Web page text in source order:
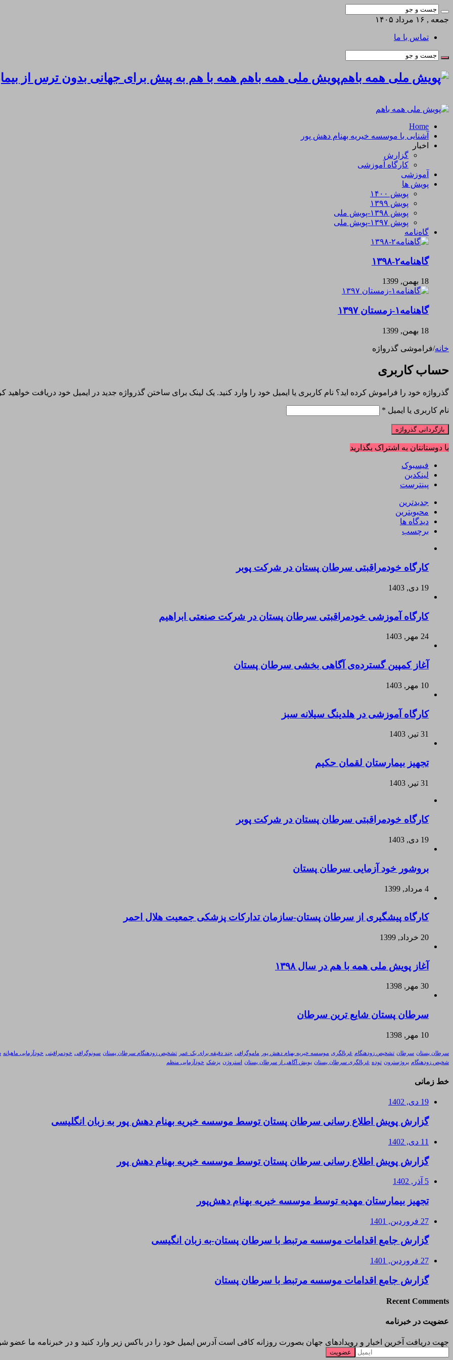
جمعه , ۱۶ مرداد ۱۴۰۵
تماس با ما
پویش ملی همه باهم همه با هم به پیش برای جهانی بدون ترس از
Home
آشنایی با موسسه خیریه بهنام دهش پور
اخبار
گزارش
کارگاه آموزشی
آموزشی
پویش ها
پویش ۱۴۰۰
پویش ۱۳۹۹
پویش ۱۳۹۸-پویش ملی
پویش ۱۳۹۷-پویش ملی
گاه‌نامه
گاهنامه۲-۱۳۹۸
18 بهمن, 1399
گاهنامه۱-زمستان ۱۳۹۷
18 بهمن, 1399
خانه/فراموشی گذرواژه
حساب کاربری
گذرواژه خود را فراموش کرده اید؟ نام کاربری یا ایمیل خود را وارد کنید. یک لینک برای ساختن گذرواژه جدید در ایمیل خود دریافت خواهید
نام کاربری یا ایمیل *
بازگردانی گذرواژه
با دوستانتان به اشتراک بگذارید
فیسبوک
لینکدین
پینترست
جدیدترین
محبوبترین
دیدگاه ها
برچسب
کارگاه خودمراقبتی سرطان پستان در شرکت پوبر
19 دی, 1403
کارگاه آموزشی خودمراقبتی سرطان پستان در شرکت صنعتی ابراهیم
24 مهر, 1403
آغاز کمپین گسترده‌ی آگاهی بخشی سرطان پستان
10 مهر, 1403
کارگاه آموزشی در هلدینگ سیلانه سبز
31 تیر, 1403
تجهیز بیمارستان لقمان حکیم
31 تیر, 1403
کارگاه خودمراقبتی سرطان پستان در شرکت پوبر
19 دی, 1403
بروشور خود آزمایی سرطان پستان
4 مرداد, 1399
کارگاه پیشگیری از سرطان پستان-سازمان تدارکات پزشکی جمعیت هلال احمر
20 خرداد, 1399
آغاز پویش ملی همه با هم در سال ۱۳۹۸
30 مهر, 1398
سرطان پستان شایع ترین سرطان
10 مهر, 1398
سرطان پستان سرطان تشخیص زودهنگام غربالگری موسسه خیریه بهنام دهش پور ماموگرافی چند دقیقه برای یک عمر تشخیص زودهنگام سرطان پستان سونوگرافی خودمراقبتی خودآزمایی ماهیانه
شخیص زودهنگام پروژسترون توده غربالگری سرطان پستان پویش آگاهی از سرطان پستان استروژن پزشک خودآزمایی منظم
خط زمانی
19 دی, 1402
گزارش پویش اطلاع رسانی سرطان پستان توسط موسسه خیریه بهنام دهش پور به زبان انگلیسی
11 دی, 1402
گزارش پویش اطلاع رسانی سرطان پستان توسط موسسه خیریه بهنام دهش پور
5 آذر, 1402
تجهیز بیمارستان مهدیه توسط موسسه خیریه بهنام دهش‌پور
27 فروردین, 1401
گزارش جامع اقدامات موسسه مرتبط با سرطان پستان-به زبان انگیسی
27 فروردین, 1401
گزارش جامع اقدامات موسسه مرتبط با سرطان پستان
Recent Comments
عضویت در خبرنامه
جهت دریافت آخرین اخبار و رویدادهای جهان بصورت روزانه کافی است آدرس ایمیل خود را در باکس زیر وارد کنید و در خبرنامه ما عضو